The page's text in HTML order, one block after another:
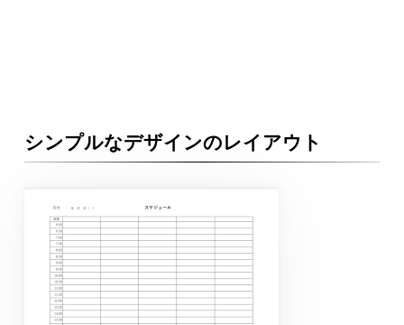
シンプルなデザインのレイアウト